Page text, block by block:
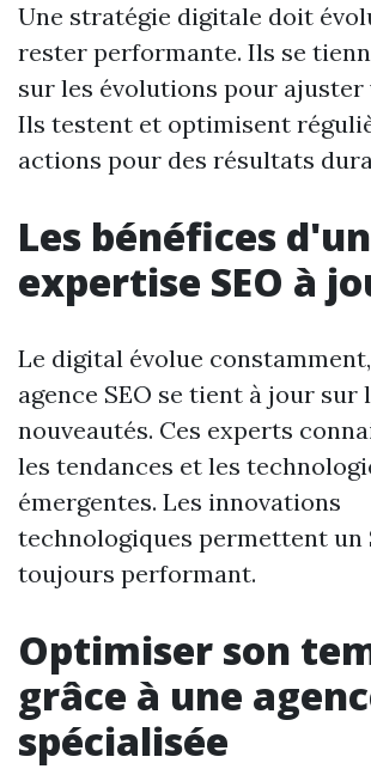
Une stratégie digitale doit
rester performante. Ils se
sur les évolutions pour ajuster
Ils testent et optimisent
actions pour des résultats
Les bénéfices
expertise SEO à
Le digital évolue
agence SEO se tient à jour sur
nouveautés. Ces experts
les tendances et les
émergentes. Les innovations
technologiques permettent un
toujours performant.
Optimiser son
grâce à une
spécialisée